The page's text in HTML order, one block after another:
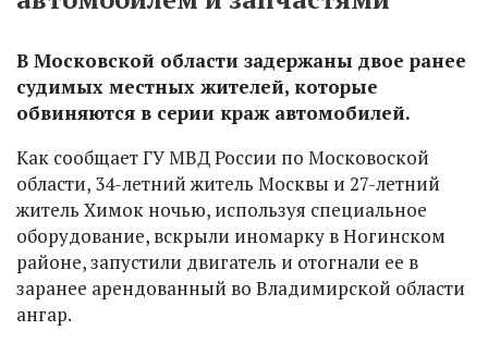
В Московской области задержаны двое ранее
судимых местных жителей, которые
обвиняются в серии краж автомобилей.
Как сообщает ГУ МВД России по Московоской
области, 34-летний житель Москвы и 27-летний
житель Химок ночью, используя специальное
оборудование, вскрыли иномарку в Ногинском
районе, запустили двигатель и отогнали ее в
заранее арендованный во Владимирской области
ангар.